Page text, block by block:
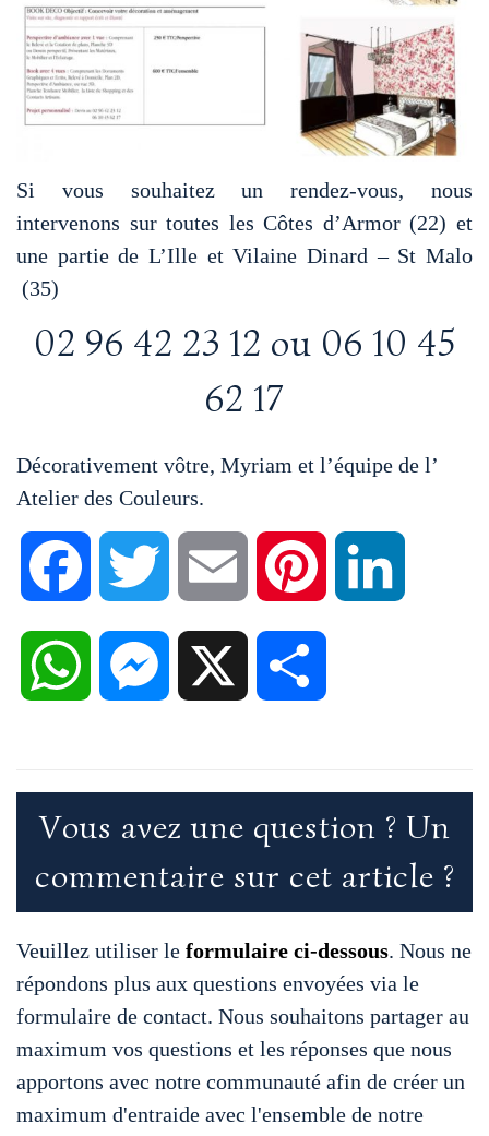
Si vous souhaitez un rendez-vous, nous
intervenons sur toutes les Côtes d’Armor (22) et
une partie de L’Ille et Vilaine Dinard – St Malo
(35)
02 96 42 23 12 ou 06 10 45
62 17
Décorativement vôtre, Myriam et l’équipe de l’
Atelier des Couleurs.
o
o
k
w
e
r
m
e
r
e
s
t
d
I
n
t
s
A
p
s
e
n
g
t
a
g
e
Vous avez une question ? Un
commentaire sur cet article ?
Veuillez utiliser le formulaire ci-dessous. Nous ne
répondons plus aux questions envoyées via le
formulaire de contact. Nous souhaitons partager au
maximum vos questions et les réponses que nous
apportons avec notre communauté afin de créer un
maximum d'entraide avec l'ensemble de notre